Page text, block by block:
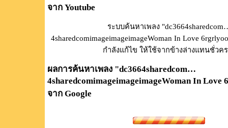
จาก Youtube
ระบบค้นหาเพลง
4sharedcomimageimageimageWoman In Love
กำลังแก้ไข ให้ใช้จากข้างล่างแทนชั่วค
ผลการค้นหาเพลง "dc3664sharedcom…
4sharedcomimageimageimageWoman In Love
จาก Google